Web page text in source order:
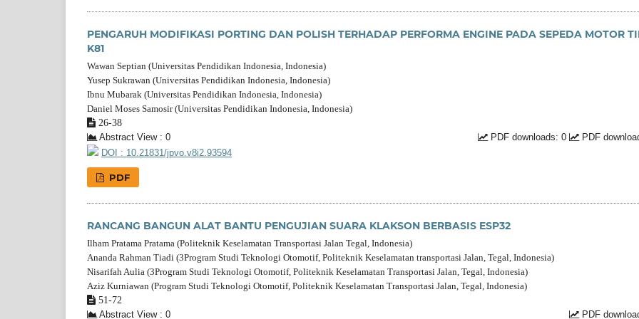
PENGARUH MODIFIKASI PORTING DAN POLISH TERHADAP PERFORMA ENGINE PADA SEPEDA MOTOR
K81
Wawan Septian (Universitas Pendidikan Indonesia, Indonesia)
Yusep Sukrawan (Universitas Pendidikan Indonesia, Indonesia)
Ibnu Mubarak (Universitas Pendidikan Indonesia, Indonesia)
Daniel Moses Samosir (Universitas Pendidikan Indonesia, Indonesia)
26-38
Abstract View : 0 PDF downloads: 0
PDF
DOI : 10.21831/jpvo.v8i2.93594
PDF
RANCANG BANGUN ALAT BANTU PENGUJIAN SUARA KLAKSON BERBASIS ESP32
Ilham Pratama Pratama (Politeknik Keselamatan Transportasi Jalan Tegal, Indonesia)
Ananda Rahman Tiadi (3Program Studi Teknologi Otomotif, Politeknik Keselamatan transportasi Jalan, Tegal, Indonesia)
Nisarifah Aulia (3Program Studi Teknologi Otomotif, Politeknik Keselamatan Transportasi Jalan, Tegal, Indonesia)
Aziz Kurniawan (Program Studi Teknologi Otomotif, Politeknik Keselamatan Transportasi Jalan, Tegal, Indonesia)
51-72
Abstract View : 0 PDF